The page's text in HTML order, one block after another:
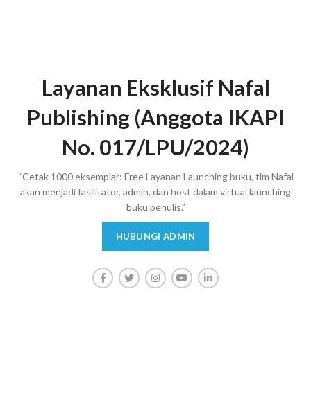
Layanan Eksklusif Nafal
Publishing (Anggota IKAPI
No. 017/LPU/2024)
“Cetak 1000 eksemplar: Free Layanan Launching buku, tim Nafal
akan menjadi fasilitator, admin, dan host dalam virtual launching
buku penulis.”
HUBUNGI ADMIN